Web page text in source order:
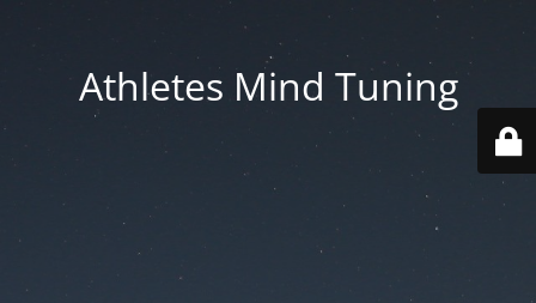
Athletes Mind Tuning